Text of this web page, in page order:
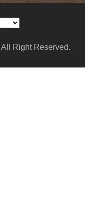
Right Reserved.